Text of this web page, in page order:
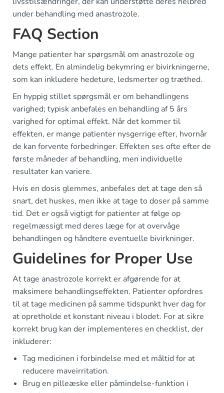
under behandling med anastrozole.
FAQ Section
Mange patienter har spørgsmål om anastrozole og
dets effekt. En almindelig bekymring er bivirkningerne,
som kan inkludere hedeture, ledsmerter og træthed.
En hyppig stillet spørgsmål er om behandlingens
varighed; typisk anbefales en behandling af 5 års
varighed for optimal effekt. Når det kommer til
effekten, er mange patienter nysgerrige efter, hvornår
de kan forvente forbedringer. Effekten ses ofte efter de
første måneder af behandling, men individuelle
resultater kan variere.
Hvis en dosis glemmes, anbefales det at tage den så
snart, det huskes, men ikke at tage to doser på samme
tid. Det er også vigtigt for patienter at følge op
regelmæssigt med deres læge for at overvåge
behandlingen og håndtere eventuelle bivirkninger.
Guidelines for Proper Use
At tage anastrozole korrekt er afgørende for at
maksimere behandlingseffekten. Patienter opfordres
til at tage medicinen på samme tidspunkt hver dag for
at opretholde et konstant niveau i blodet. For at sikre
korrekt brug kan der implementeres en checklist, der
inkluderer:
Tag medicinen i forbindelse med et måltid for at
reducere maveirritation.
Brug en pilleæske eller påmindelse-funktion i